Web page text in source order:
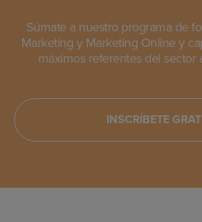
Súmate a nuestro programa de
Marketing y Marketing Online y
máximos referentes del sector
INSCRÍBETE